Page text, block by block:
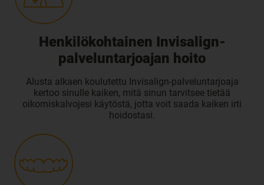
Henkilökohtainen Invisalign-
palveluntarjoajan hoito
Alusta alkaen koulutettu Invisalign-palveluntarjoaja
kertoo sinulle kaiken, mitä sinun tarvitsee tietää
oikomiskalvojesi käytöstä, jotta voit saada kaiken irti
hoidostasi.